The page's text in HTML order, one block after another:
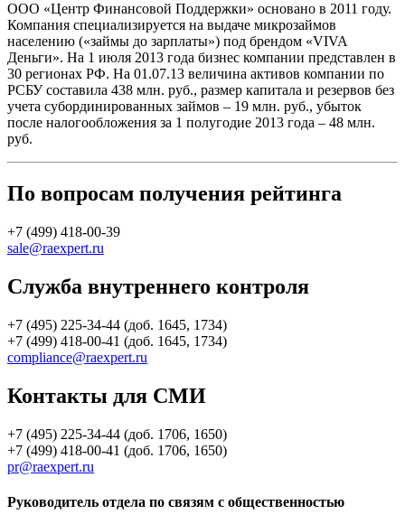
ООО «Центр Финансовой Поддержки» основано в 2011 году.
Компания специализируется на выдаче микрозаймов
населению («займы до зарплаты») под брендом «VIVA
Деньги». На 1 июля 2013 года бизнес компании представлен в
30 регионах РФ. На 01.07.13 величина активов компании по
РСБУ составила 438 млн. руб., размер капитала и резервов без
учета субординированных займов – 19 млн. руб., убыток
после налогообложения за 1 полугодие 2013 года – 48 млн.
руб.
По вопросам получения рейтинга
+7 (499) 418-00-39
sale@raexpert.ru
Служба внутреннего контроля
+7 (495) 225-34-44 (доб. 1645, 1734)
+7 (499) 418-00-41 (доб. 1645, 1734)
compliance@raexpert.ru
Контакты для СМИ
+7 (495) 225-34-44 (доб. 1706, 1650)
+7 (499) 418-00-41 (доб. 1706, 1650)
pr@raexpert.ru
Руководитель отдела по связям с общественностью